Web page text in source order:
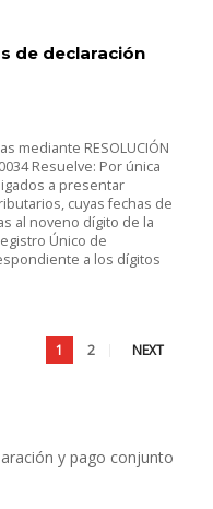
de declaración
mediante RESOLUCIÓN
Resuelve: Por única
a presentar
cuyas fechas de
al noveno dígito de la
Único de
a los dígitos
1 2 NEXT
y pago conjunto